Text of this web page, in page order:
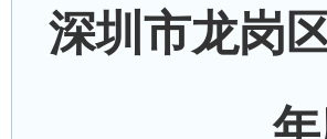
深圳市龙岗